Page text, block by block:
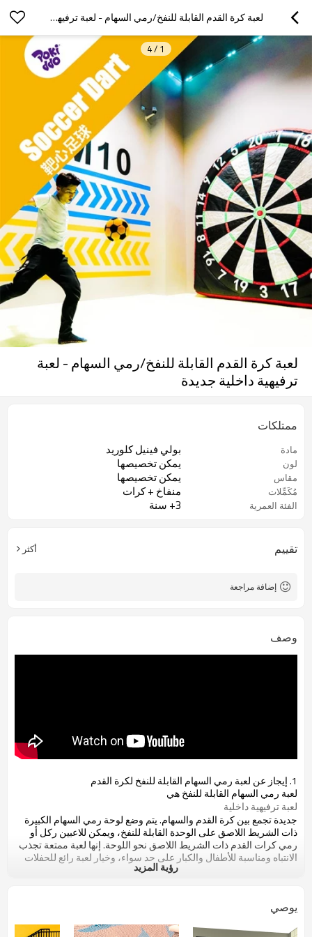
لعبة كرة القدم القابلة للنفخ/رمي السهام - لعبة ترفيهية داخلية جديدة
1
/
4
لعبة كرة القدم القابلة للنفخ/رمي السهام - لعبة
ترفيهية داخلية جديدة
ممتلكات
مادة بولي فينيل كلوريد
لون يمكن تخصيصها
مقاس يمكن تخصيصها
مُكَمِّلات منفاخ + كرات
الفئة العمرية 3+ سنة
تقييم أكثر
إضافة مراجعة
وصف
1. إيجاز عن
لعبة رمي السهام القابلة للنفخ لكرة القدم
لعبة رمي السهام القابلة للنفخ هي
لعبة ترفيهية داخلية
جديدة تجمع بين كرة القدم والسهام. يتم وضع لوحة رمي السهام الكبيرة
ذات الشريط اللاصق على الوحدة القابلة للنفخ، ويمكن للاعبين ركل أو
رمي كرات القدم ذات الشريط اللاصق نحو اللوحة. إنها لعبة ممتعة تجذب
الانتباه ومناسبة للأطفال والكبار على حد سواء، وخيار لعبة رائع للحفلات
وبناء الفريق وفعاليات الرحلات المدرسية، وما إلى ذلك، ولأنها لعبة قابلة
1) اللعبة بسيطة، قم بركل أو رمي الكرات اللاصقة على اللوحة، تأكد من
رؤية المزيد
يوصي